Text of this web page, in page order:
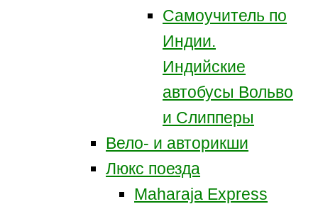
Самоучитель по
Индии.
Индийские
автобусы Вольво
и Слипперы
Вело- и авторикши
Люкс поезда
Maharaja Express